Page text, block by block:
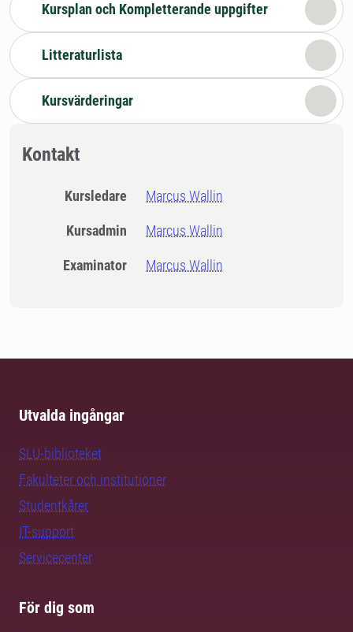
Kursplan och Kompletterande uppgifter
Litteraturlista
Kursvärderingar
Kontakt
Kursledare Marcus Wallin
Kursadmin Marcus Wallin
Examinator Marcus Wallin
Utvalda ingångar
SLU-biblioteket
Fakulteter och institutioner
Studentkårer
IT-support
Servicecenter
För dig som